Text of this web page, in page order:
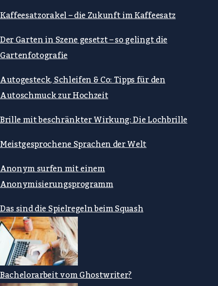
Kaffeesatzorakel – die Zukunft im Kaffeesatz
Der Garten in Szene gesetzt – so gelingt die
Gartenfotografie
Autogesteck, Schleifen & Co: Tipps für den
Autoschmuck zur Hochzeit
Brille mit beschränkter Wirkung: Die Lochbrille
Meistgesprochene Sprachen der Welt
Anonym surfen mit einem
Anonymisierungsprogramm
Das sind die Spielregeln beim Squash
Bachelorarbeit vom Ghostwriter?